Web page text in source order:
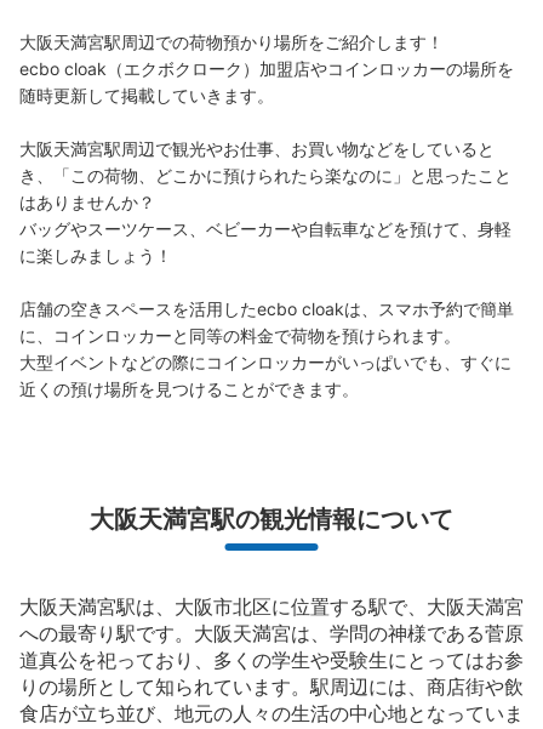
JR 東西線大阪天満宮駅駅から徒歩分
本日の営業時間:06:00〜23:00
改札口横にある。 小さいサイズのみ
保管できる荷物数
このコインロッカーの位置を見る
大阪メトロ谷町線・堺筋線南森町駅西改札
外コインロッカー②
大阪メトロ谷町線、堺筋線南森町駅駅から徒歩分
本日の営業時間:06:00 〜23:00
大阪天満宮駅周辺での荷物預かり場所をご紹介します！
ecbo cloak（エクボクローク）加盟店やコインロッカーの場所を
随時更新して掲載していきます。
大阪天満宮駅周辺で観光やお仕事、お買い物などをしていると
き、「この荷物、どこかに預けられたら楽なのに」と思ったこと
はありませんか？
バッグやスーツケース、ベビーカーや自転車などを預けて、身軽
に楽しみましょう！
店舗の空きスペースを活用したecbo cloakは、スマホ予約で簡単
に、コインロッカーと同等の料金で荷物を預けられます。
大型イベントなどの際にコインロッカーがいっぱいでも、すぐに
近くの預け場所を見つけることができます。
大阪天満宮駅の観光情報について
大阪天満宮駅は、大阪市北区に位置する駅で、大阪天満宮
への最寄り駅です。大阪天満宮は、学問の神様である菅原
道真公を祀っており、多くの学生や受験生にとってはお参
りの場所として知られています。駅周辺には、商店街や飲
食店が立ち並び、地元の人々の生活の中心地となっていま